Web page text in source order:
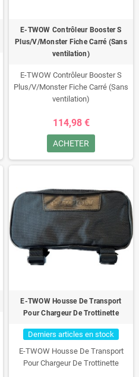
E-TWOW Contrôleur Booster S
Plus/V/Monster Fiche Carré (Sans
ventilation)
E-TWOW Contrôleur Booster S
Plus/V/Monster Fiche Carré (Sans
ventilation)
114,98 €
ACHETER
E-TWOW Housse De Transport
Pour Chargeur De Trottinette
Derniers articles en stock
E-TWOW Housse De Transport
Pour Chargeur De Trottinette